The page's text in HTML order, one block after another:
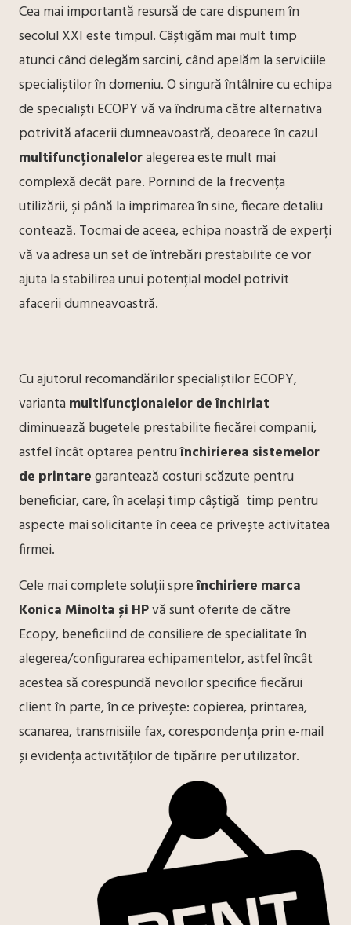
Cea mai importantă resursă de care dispunem în
secolul XXI este timpul. Câștigăm mai mult timp
atunci când delegăm sarcini, când apelăm la serviciile
specialiștilor în domeniu. O singură întâlnire cu echipa
de specialiști ECOPY vă va îndruma către alternativa
potrivită afacerii dumneavoastră, deoarece în cazul
multifuncționaleloralegerea este mult mai
complexă decât pare. Pornind de la frecvența
utilizării, și până la imprimarea în sine, fiecare detaliu
contează. Tocmai de aceea, echipa noastră de experți
vă va adresa un set de întrebări prestabilite ce vor
ajuta la stabilirea unui potențial model potrivit
afacerii dumneavoastră.
Cu ajutorul recomandărilor specialiștilor ECOPY,
variantamultifuncționalelor de închiriat
diminuează bugetele prestabilite fiecărei companii,
astfel încât optarea pentruînchirierea sistemelor
de printaregarantează costuri scăzute pentru
beneficiar, care, în același timp câștigă timp pentru
aspecte mai solicitante în ceea ce privește activitatea
firmei.
Cele mai complete soluții spreînchiriere marca
Konica Minolta și HPvă sunt oferite de către
Ecopy, beneficiind de consiliere de specialitate în
alegerea/configurarea echipamentelor, astfel încât
acestea să corespundă nevoilor specifice fiecărui
client în parte, în ce privește: copierea, printarea,
scanarea, transmisiile fax, corespondența prin e-mail
și evidența activităților de tipărire per utilizator.